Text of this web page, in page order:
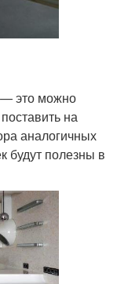
— это можно
на
аналогичных
будут полезны в